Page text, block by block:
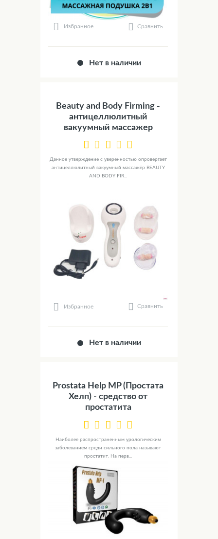
Избранное Сравнить
Нет в наличии
Beauty and Body Firming -
антицеллюлитный
вакуумный массажер
Данное утверждение с уверенностью опровергает
антицеллюлитный вакуумный массажёр BEAUTY
AND BODY FIR...
Избранное Сравнить
Нет в наличии
Prostata Help MP (Простата
Хелп) - средство от
простатита
Наиболее распространенным урологическим
заболеванием среди сильного пола называют
простатит. На перв...